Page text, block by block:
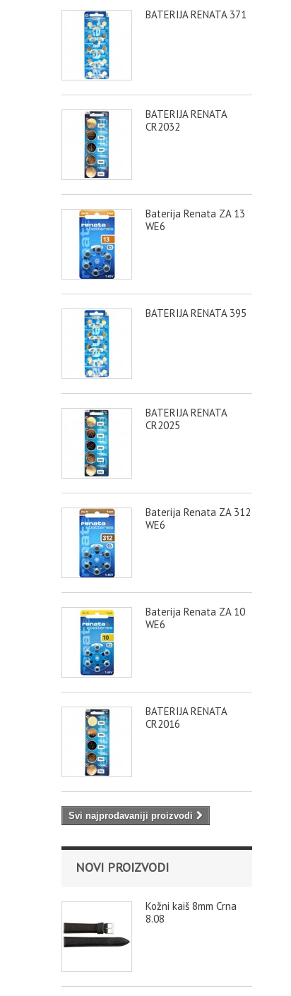
BATERIJA RENATA 371
BATERIJA RENATA
CR2032
Baterija Renata ZA 13
WE6
BATERIJA RENATA 395
BATERIJA RENATA
CR2025
Baterija Renata ZA 312
WE6
Baterija Renata ZA 10
WE6
BATERIJA RENATA
CR2016
Svi najprodavaniji proizvodi
NOVI PROIZVODI
Kožni kaiš 8mm Crna
8.08